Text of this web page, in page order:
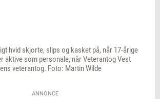
hvid skjorte, slips og kasket på, når 17-årige
aktive som personale, når Veterantog Vest
veterantog. Foto: Martin Wilde
ANNONCE